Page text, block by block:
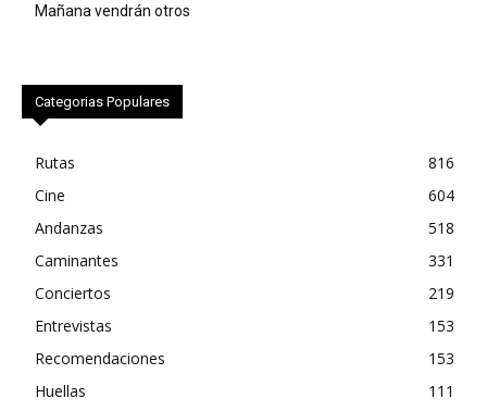
Mañana vendrán otros
Categorias Populares
Rutas
816
Cine
604
Andanzas
518
Caminantes
331
Conciertos
219
Entrevistas
153
Recomendaciones
153
Huellas
111